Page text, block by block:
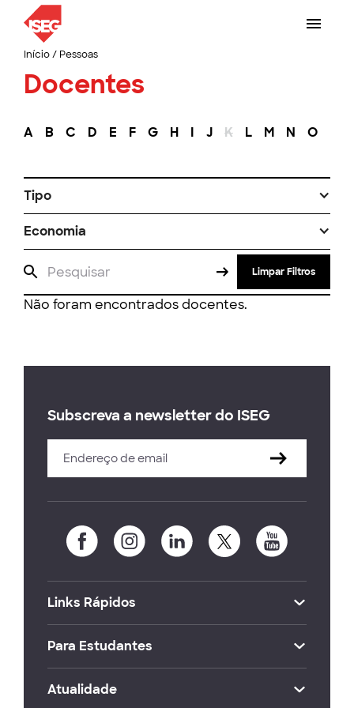
Início/ Pessoas
Docentes
A B C D E F G H I J K L M N O
Tipo
Economia
Limpar Filtros
Não foram encontrados docentes.
Subscreva a newsletter do ISEG
Links Rápidos
Para Estudantes
Atualidade